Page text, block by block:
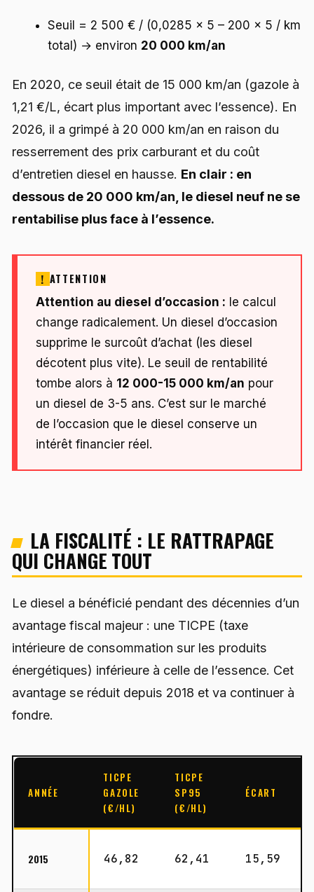
Seuil = 2 500 € / (0,0285 × 5 – 200 × 5 / km
total) → environ 20 000 km/an
En 2020, ce seuil était de 15 000 km/an (gazole à
1,21 €/L, écart plus important avec l’essence). En
2026, il a grimpé à 20 000 km/an en raison du
resserrement des prix carburant et du coût
d’entretien diesel en hausse. En clair : en
dessous de 20 000 km/an, le diesel neuf ne se
rentabilise plus face à l’essence.
ATTENTION
Attention au diesel d’occasion : le calcul
change radicalement. Un diesel d’occasion
supprime le surcoût d’achat (les diesel
décotent plus vite). Le seuil de rentabilité
tombe alors à 12 000-15 000 km/an pour
un diesel de 3-5 ans. C’est sur le marché
de l’occasion que le diesel conserve un
intérêt financier réel.
LA FISCALITÉ : LE RATTRAPAGE
QUI CHANGE TOUT
Le diesel a bénéficié pendant des décennies d’un
avantage fiscal majeur : une TICPE (taxe
intérieure de consommation sur les produits
énergétiques) inférieure à celle de l’essence. Cet
avantage se réduit depuis 2018 et va continuer à
fondre.
ANNÉE
TICPE
GAZOLE
(€/HL)
TICPE
SP95
(€/HL)
ÉCART
2015 46,82 62,41 15,59